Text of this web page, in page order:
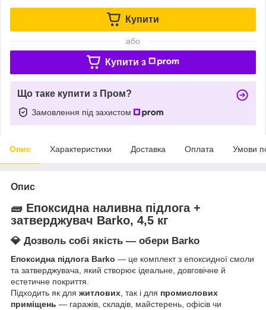
Купити
або
Купити з
Що таке купити з Пром?
Замовлення під захистом
Опис Характеристики Доставка Оплата Умови
Опис
🧱 Епоксидна наливна підлога +
затверджувач Barko, 4,5 кг
💎 Дозволь собі якість — обери Barko
Епоксидна підлога Barko — це комплект з епоксидної смоли
та затверджувача, який створює ідеальне, довговічне й
естетичне покриття.
Підходить як для житлових, так і для промислових
приміщень — гаражів, складів, майстерень, офісів чи